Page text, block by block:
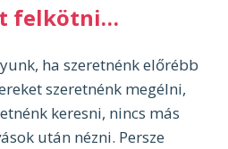
felkötni…
ha szeretnénk előrébb
szeretnénk megélni,
keresni, nincs más
után nézni. Persze